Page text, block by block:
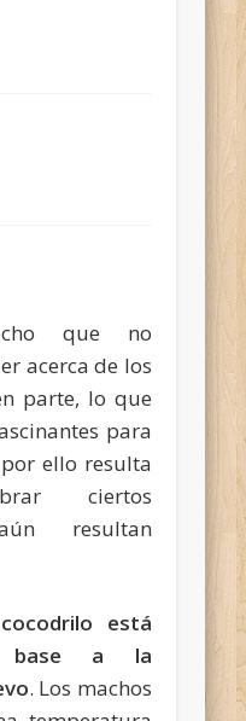
que no
acerca de los
parte, lo que
para
ello resulta
ciertos
resultan
está
base a la
. Los machos